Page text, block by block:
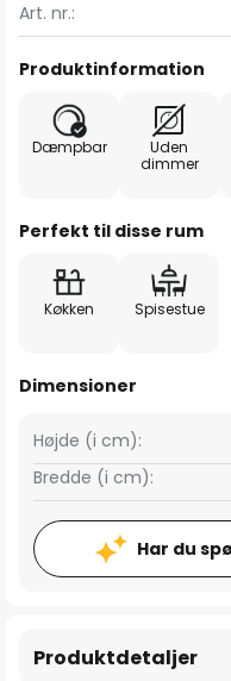
Art. nr.:
Produktinformation
Dæmpbar
Uden
dimmer
Perfekt til disse rum
Køkken Spisestue
Dimensioner
Bredde (i cm):
Højde (i cm):
Har du
Produktdetaljer